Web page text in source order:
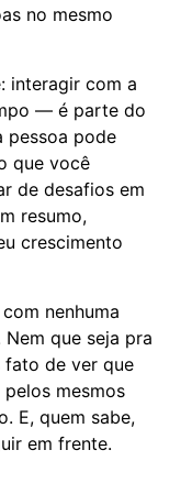
no mesmo
interagir com a
— é parte do
pessoa pode
que você
de desafios em
resumo,
crescimento
nenhuma
que seja pra
fato de ver que
mesmos
E, quem sabe,
em frente.